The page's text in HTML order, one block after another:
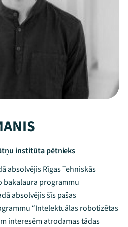
institūta pētnieks
absolvējis Rīgas Tehniskās
bakalaura programmu
absolvējis šīs pašas
“Intelektuālas robotizētas
interesēm atrodamas tādas